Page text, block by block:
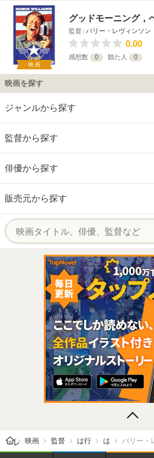
映画
グッドモーニング，
監督 バリー・レヴィンソン
0.00
感想数 0 観た人 0
映画を探す
ジャンルから探す
監督から探す
俳優から探す
販売元から探す
レビューン トップ
映画 監督 は行 は バリー・